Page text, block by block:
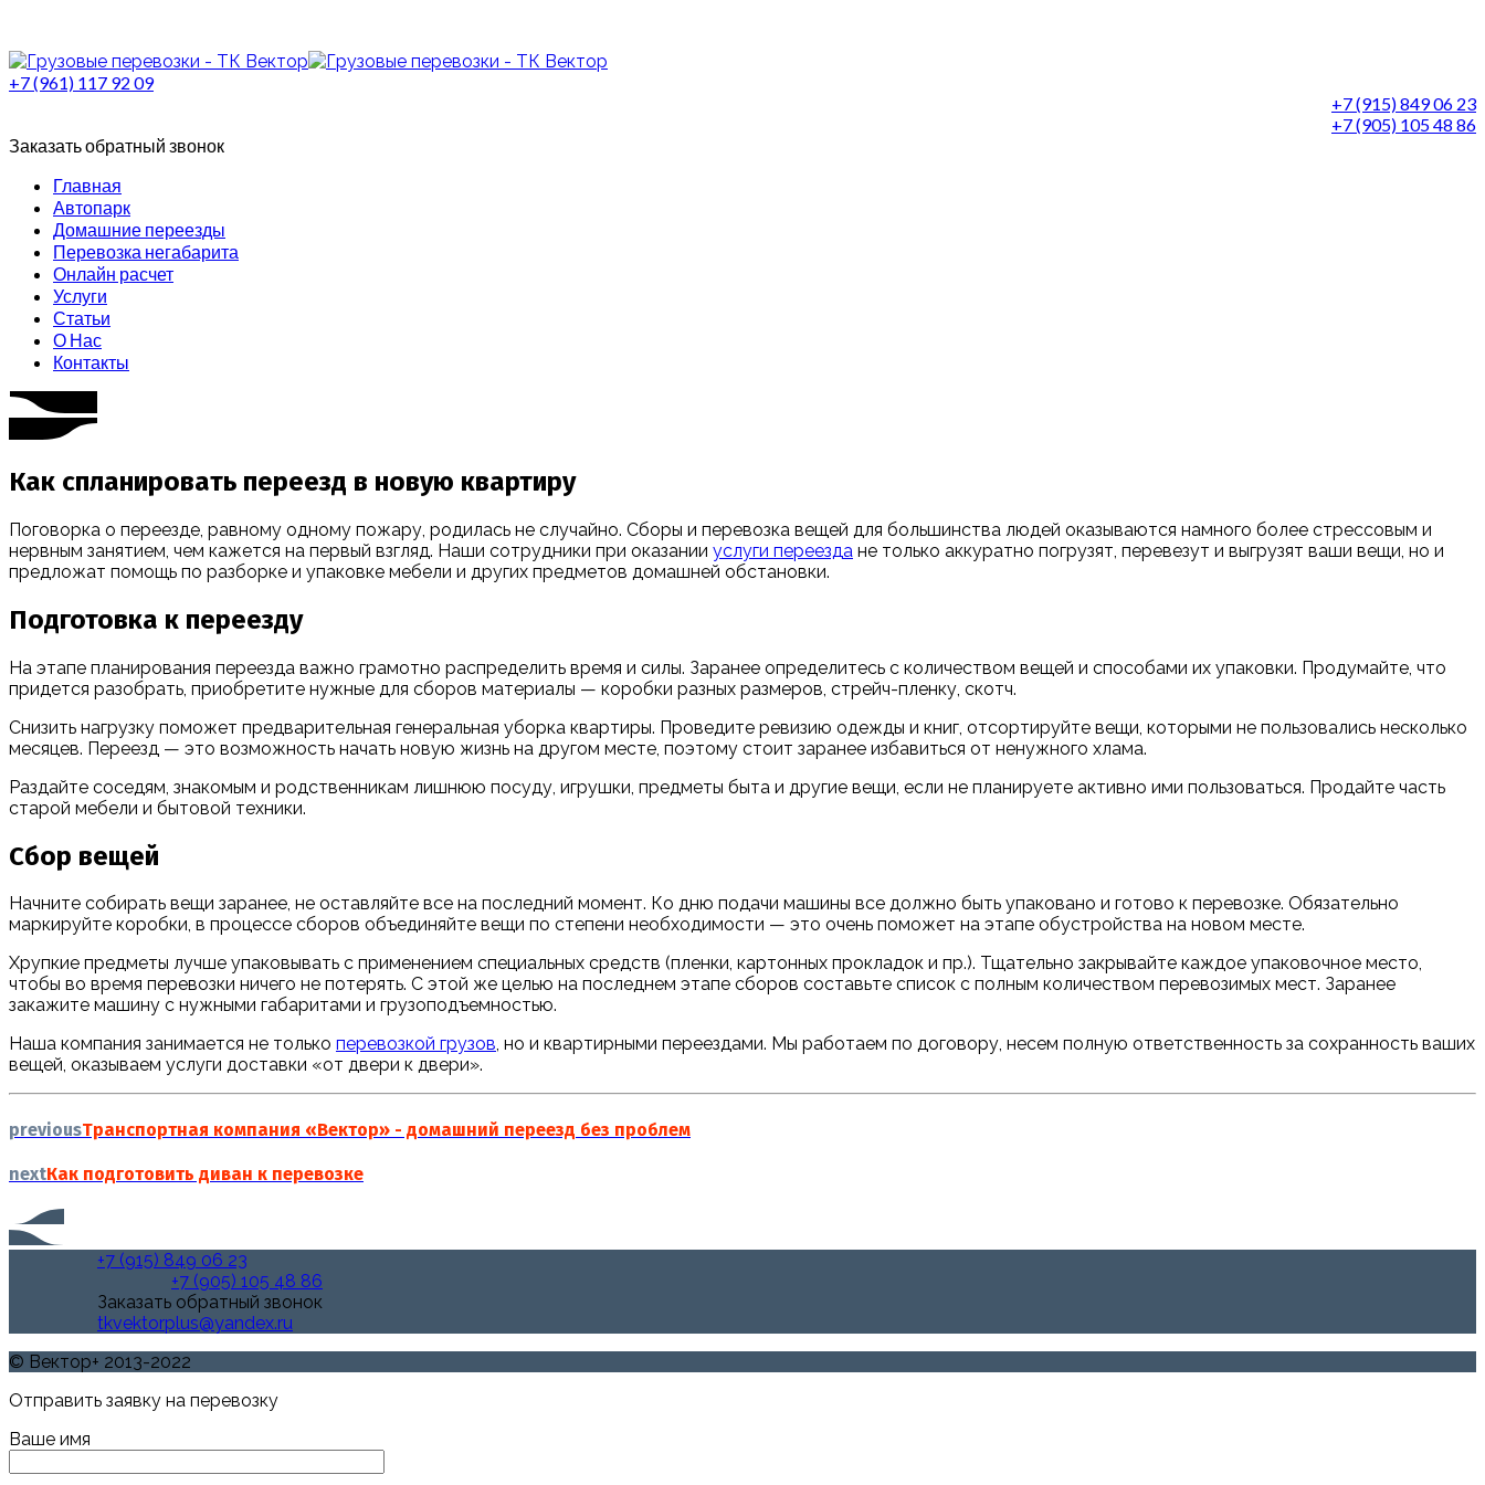
+7 (961) 117 92 09
+7 (915) 849 06 23
+7 (905) 105 48 86
Заказать обратный звонок
Главная
Автопарк
Домашние переезды
Перевозка негабарита
Онлайн расчет
Услуги
Статьи
О Нас
Контакты
Как спланировать переезд в новую квартиру
Поговорка о переезде, равному одному пожару, родилась не случайно. Сборы и перевозка вещей для большинства людей оказываются намного более стрессовым и
нервным занятием, чем кажется на первый взгляд. Наши сотрудники при оказании услуги переезда не только аккуратно погрузят, перевезут и выгрузят ваши вещи, но и
предложат помощь по разборке и упаковке мебели и других предметов домашней обстановки.
Подготовка к переезду
На этапе планирования переезда важно грамотно распределить время и силы. Заранее определитесь с количеством вещей и способами их упаковки. Продумайте, что
придется разобрать, приобретите нужные для сборов материалы — коробки разных размеров, стрейч-пленку, скотч.
Снизить нагрузку поможет предварительная генеральная уборка квартиры. Проведите ревизию одежды и книг, отсортируйте вещи, которыми не пользовались несколько
месяцев. Переезд — это возможность начать новую жизнь на другом месте, поэтому стоит заранее избавиться от ненужного хлама.
Раздайте соседям, знакомым и родственникам лишнюю посуду, игрушки, предметы быта и другие вещи, если не планируете активно ими пользоваться. Продайте часть
старой мебели и бытовой техники.
Сбор вещей
Начните собирать вещи заранее, не оставляйте все на последний момент. Ко дню подачи машины все должно быть упаковано и готово к перевозке. Обязательно
маркируйте коробки, в процессе сборов объединяйте вещи по степени необходимости — это очень поможет на этапе обустройства на новом месте.
Хрупкие предметы лучше упаковывать с применением специальных средств (пленки, картонных прокладок и пр.). Тщательно закрывайте каждое упаковочное место,
чтобы во время перевозки ничего не потерять. С этой же целью на последнем этапе сборов составьте список с полным количеством перевозимых мест. Заранее
закажите машину с нужными габаритами и грузоподъемностью.
Наша компания занимается не только перевозкой грузов, но и квартирными переездами. Мы работаем по договору, несем полную ответственность за сохранность ваших
вещей, оказываем услуги доставки «от двери к двери».
previousТранспортная компания «Вектор» - домашний переезд без проблем
nextКак подготовить диван к перевозке
+7 (915) 849 06 23
+7 (905) 105 48 86
Заказать обратный звонок
tkvektorplus@yandex.ru
© Вектор+ 2013-2022
Отправить заявку на перевозку
Ваше имя